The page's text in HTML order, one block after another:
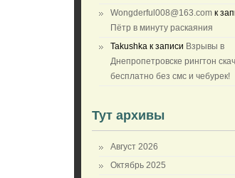
Wongderful008@163.com к
Пётр в минуту раскаяния
Takushka к записи Взрывы в
Днепропетровске рингтон
бесплатно без смс и чебурек!
Тут архивы
Август 2026
Октябрь 2025